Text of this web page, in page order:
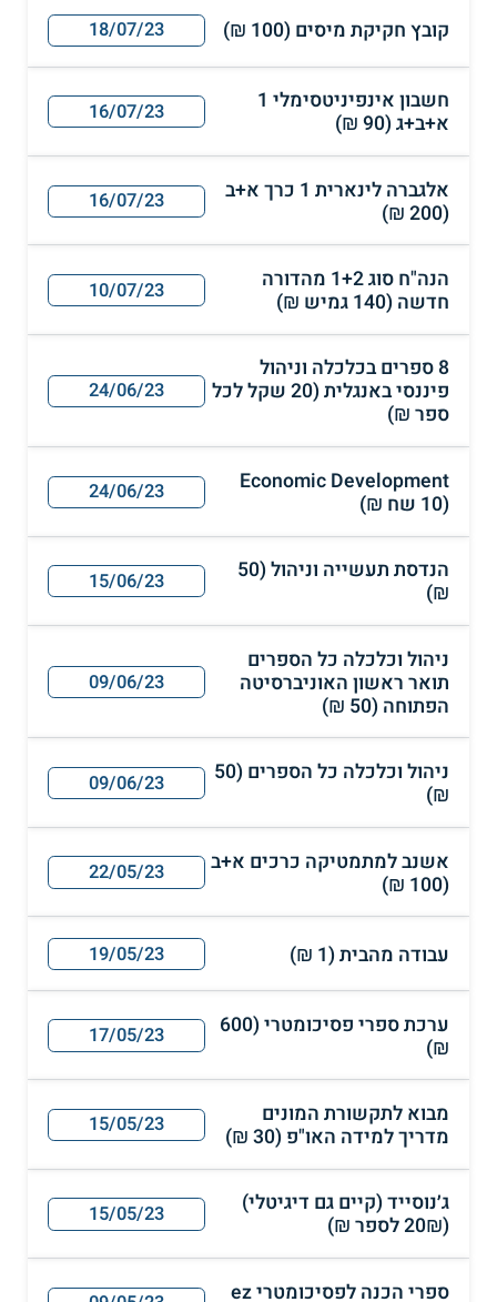
קובץ חקיקת מיסים (100 ₪) 18/07/23
חשבון אינפיניטסימלי 1
א+ב+ג (90 ₪)
16/07/23
אלגברה לינארית 1 כרך א+ב
(200 ₪)
16/07/23
הנה"ח סוג 1+2 מהדורה
חדשה (140 גמיש ₪)
10/07/23
8 ספרים בכלכלה וניהול
פיננסי באנגלית (20 שקל לכל
ספר ₪)
24/06/23
Economic Development
(10 שח ₪)
24/06/23
הנדסת תעשייה וניהול (50
₪)
15/06/23
ניהול וכלכלה כל הספרים
תואר ראשון האוניברסיטה
הפתוחה (50 ₪)
09/06/23
ניהול וכלכלה כל הספרים (50
₪)
09/06/23
אשנב למתמטיקה כרכים א+ב
(100 ₪)
22/05/23
עבודה מהבית (1 ₪) 19/05/23
ערכת ספרי פסיכומטרי (600
₪)
17/05/23
מבוא לתקשורת המונים
מדריך למידה האו"פ (30 ₪)
15/05/23
ג׳נוסייד (קיים גם דיגיטלי)
(20₪ לספר ₪)
15/05/23
ספרי הכנה לפסיכומטרי ez